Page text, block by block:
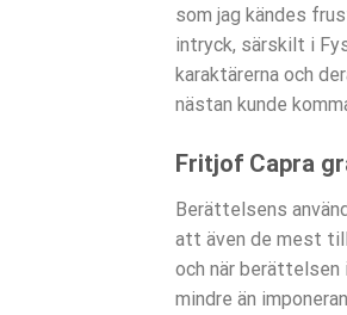
som jag kändes
intryck, särskilt i
karaktärerna och
nästan kunde
Fritjof Capra
Berättelsens
att även de mest
och när berättelsen
mindre än